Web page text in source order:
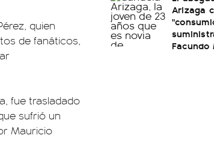
quien
de fanáticos,
fue trasladado
sufrió un
Mauricio
Arizaga
Facundo